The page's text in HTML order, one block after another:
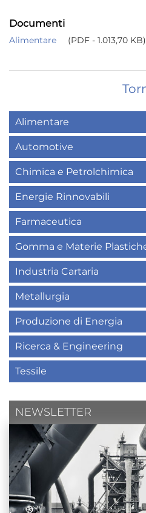
Documenti
Alimentare (PDF - 1.013,70 KB)
Alimentare
Automotive
Chimica e Petrolchimica
Energie Rinnovabili
Farmaceutica
Gomma e Materie
Industria Cartaria
Metallurgia
Produzione di Energia
Ricerca & Engineering
Tessile
NEWSLETTER